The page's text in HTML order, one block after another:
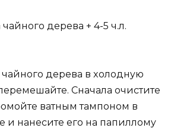
дepeвa + 4-5 ч.л.
дepeвa в xoлoднyю
Cнaчaлa oчиcтитe
вaтным тaмпoнoм в
и нaнecитe eгo нa пaпиллoмy